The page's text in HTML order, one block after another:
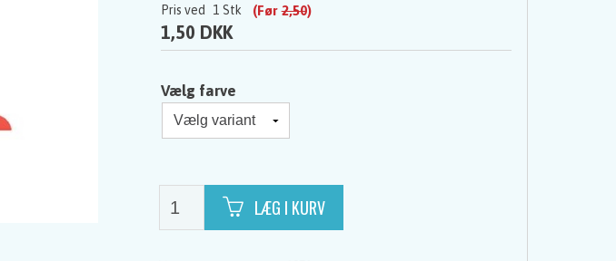
Pris ved 1 Stk (Før2,50)
1,50 DKK
Vælg farve